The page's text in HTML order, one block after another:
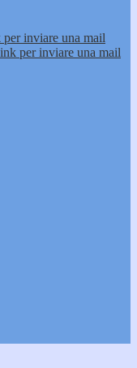
inviare una mail
per inviare una mail